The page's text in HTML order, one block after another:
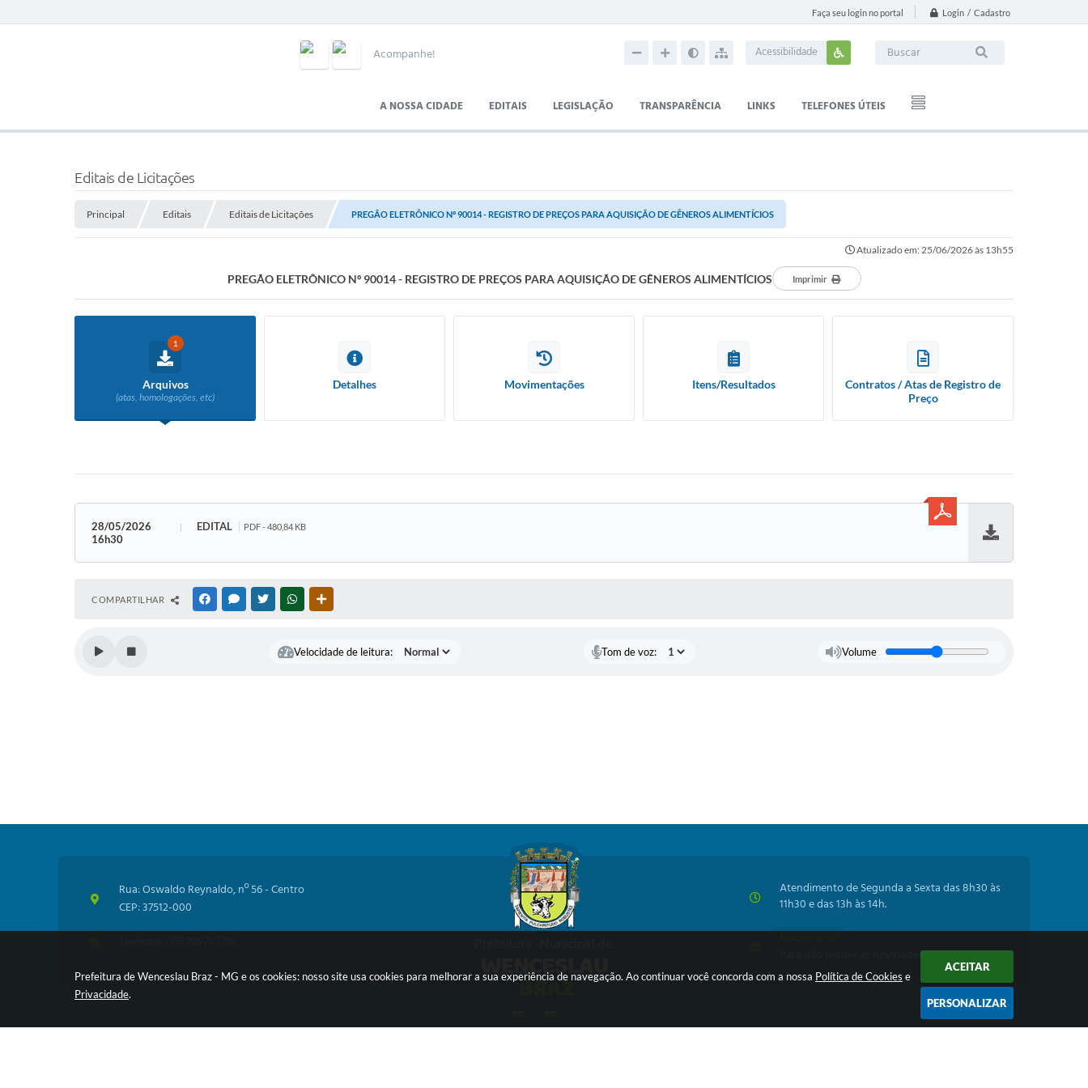
Prefeitura de Wenceslau Braz - MG e os cookies: nosso site usa cookies para melhorar a sua experiência de navegação. Ao continuar você concorda com a nossa Política de Cookies e
Privacidade.
ACEITAR
PERSONALIZAR
Faça seu login no portal Login / Cadastro
Acompanhe! Acessibilidade
A NOSSA CIDADE EDITAIS LEGISLAÇÃO TRANSPARÊNCIA LINKS TELEFONES ÚTEIS
Editais de Licitações
Principal Editais Editais de Licitações PREGÃO ELETRÔNICO Nº 90014 - REGISTRO DE PREÇOS PARA AQUISIÇÃO DE GÊNEROS ALIMENTÍCIOS
Atualizado em: 25/06/2026 às 13h55
PREGÃO ELETRÔNICO Nº 90014 - REGISTRO DE PREÇOS PARA AQUISIÇÃO DE GÊNEROS ALIMENTÍCIOS Imprimir
1
Arquivos
(atas, homologações, etc)
Detalhes Movimentações Itens/Resultados
Contratos / Atas de Registro de
Preço
28/05/2026
16h30
EDITAL PDF - 480,84 KB
COMPARTILHAR FACEBOOKMESSENGER
TWITTERWHATSAPP
Velocidade de leitura: Tom de voz: Volume
Rua: Oswaldo Reynaldo, nº 56 - Centro
CEP: 37512-000
Atendimento de Segunda a Sexta das 8h30 às
11h30 e das 13h às 14h.
Para não perder as novidades da Prefeitura